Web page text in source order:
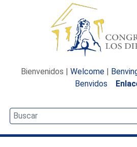
Bienvenidos | Welcome |
Benvidos